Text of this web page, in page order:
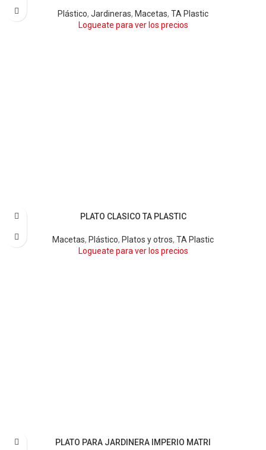
Plástico, Jardineras, Macetas, TA Plastic
Logueate para ver los precios
ARENA BARRO BLANCO BORDÓ
VERDE CLARO
VERDE OSCURO VIOLETA
PLATO CLASICO TA PLASTIC
Macetas, Plástico, Platos y otros, TA Plastic
Logueate para ver los precios
PLATO PARA JARDINERA IMPERIO MATRI